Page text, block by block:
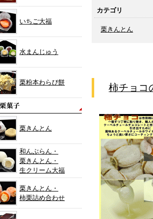
いちご大福
水まんじゅう
栗粉本わらび餅
栗きんとん
和んぶらん・
栗きんとん・
生クリーム大福
栗きんとん・
柿栗詰め合わせ
カテゴリ
栗きんとん
柿チョコ